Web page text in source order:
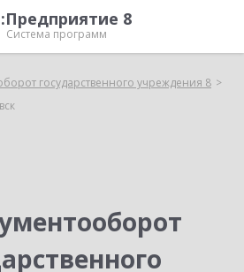
8
Система программ
государственного учреждения 8